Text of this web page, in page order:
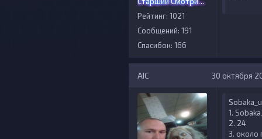
Рейтинг: 1021
Сообщений: 191
Спасибок: 166
AIС 30 октября
1.
2. 24
3. около